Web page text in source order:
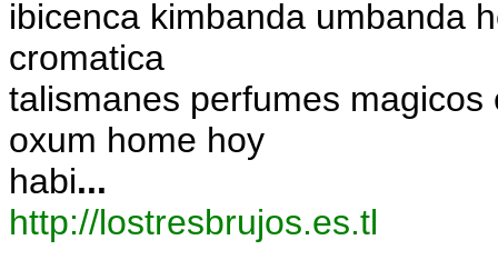
ibicenca kimbanda umbanda
cromatica
talismanes perfumes
oxum home hoy
habi...
http://lostresbrujos.es.tl